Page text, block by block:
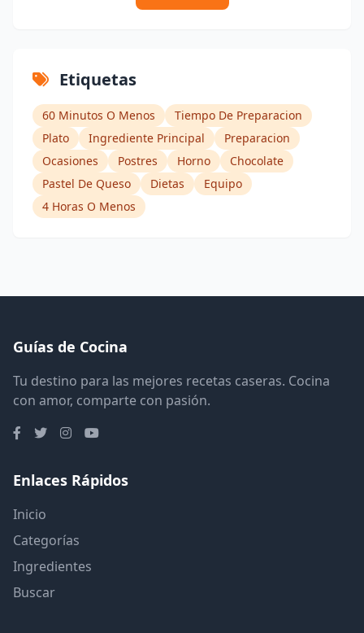
Etiquetas
60 Minutos O Menos
Tiempo De Preparacion
Plato
Ingrediente Principal
Preparacion
Ocasiones
Postres Horno
Chocolate
Pastel De Queso
Dietas
Equipo
4 Horas O Menos
Guías de Cocina
Tu destino para las mejores recetas caseras. Cocina
con amor, comparte con pasión.
Enlaces Rápidos
Inicio
Categorías
Ingredientes
Buscar